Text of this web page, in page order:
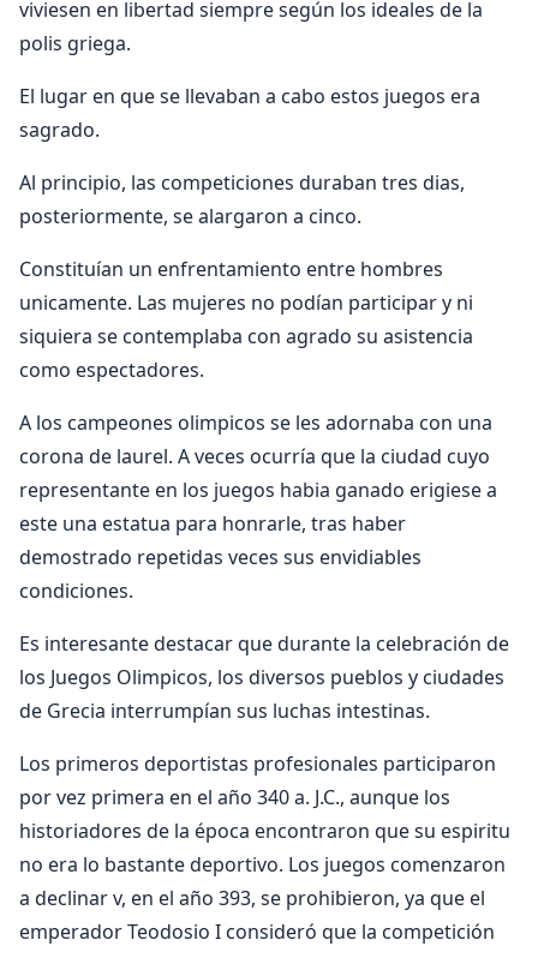
viviesen en libertad siempre según los ideales de la
polis griega.
El lugar en que se llevaban a cabo estos juegos era
sagrado.
Al principio, las competiciones duraban tres dias,
posteriormente, se alargaron a cinco.
Constituían un enfrentamiento entre hombres
unicamente. Las mujeres no podían participar y ni
siquiera se contemplaba con agrado su asistencia
como espectadores.
A los campeones olimpicos se les adornaba con una
corona de laurel. A veces ocurría que la ciudad cuyo
representante en los juegos habia ganado erigiese a
este una estatua para honrarle, tras haber
demostrado repetidas veces sus envidiables
condiciones.
Es interesante destacar que durante la celebración de
los Juegos Olimpicos, los diversos pueblos y ciudades
de Grecia interrumpían sus luchas intestinas.
Los primeros deportistas profesionales participaron
por vez primera en el año 340 a. J.C., aunque los
historiadores de la época encontraron que su espiritu
no era lo bastante deportivo. Los juegos comenzaron
a declinar v, en el año 393, se prohibieron, ya que el
emperador Teodosio I consideró que la competición